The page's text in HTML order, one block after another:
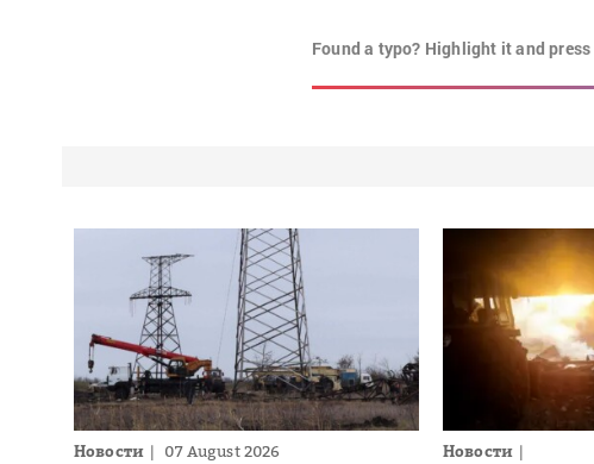
Found a typo? Highlight it and press
Новости 07 August 2026 Новости